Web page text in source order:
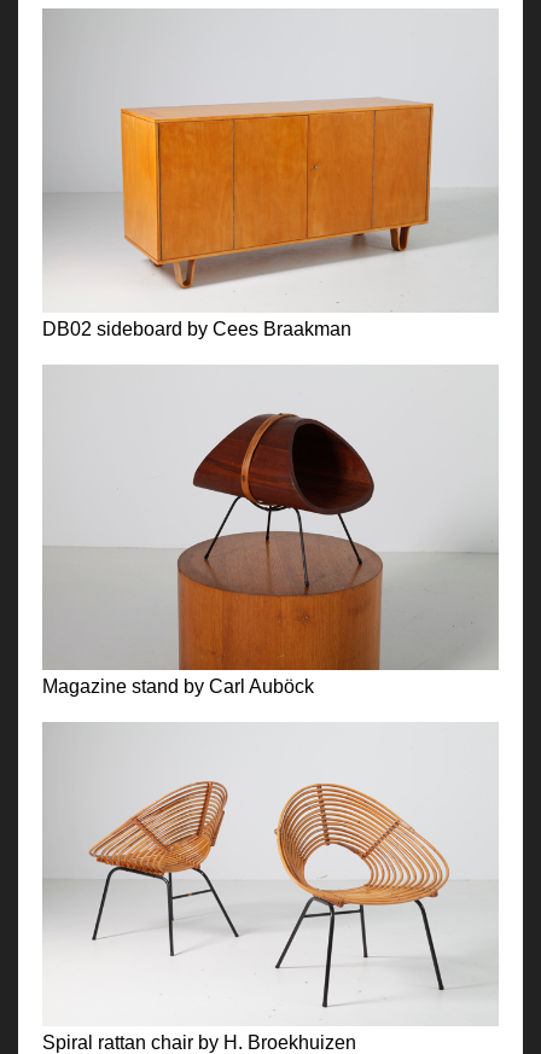
DB02 sideboard by Cees Braakman
Magazine stand by Carl Auböck
Spiral rattan chair by H. Broekhuizen